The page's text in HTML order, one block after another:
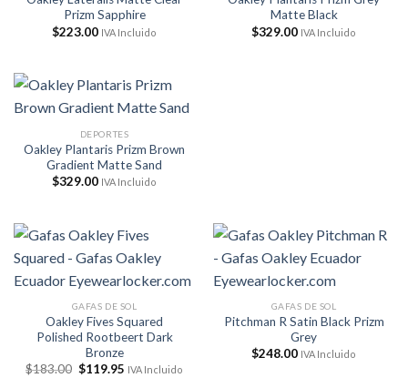
Prizm Sapphire
$223.00 IVA Incluido
Matte Black
$329.00 IVA Incluido
DEPORTES
Oakley Plantaris Prizm Brown
Gradient Matte Sand
$329.00 IVA Incluido
GAFAS DE SOL
Oakley Fives Squared
Polished Rootbeert Dark
Bronze
$183.00 El
$119.95 El
IVA Incluido
GAFAS DE SOL
Pitchman R Satin Black Prizm
Grey
$248.00 IVA Incluido